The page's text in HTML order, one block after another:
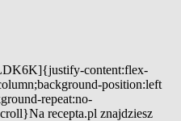
content:flex-
position:left
repeat:no-
recepta.pl znajdziesz